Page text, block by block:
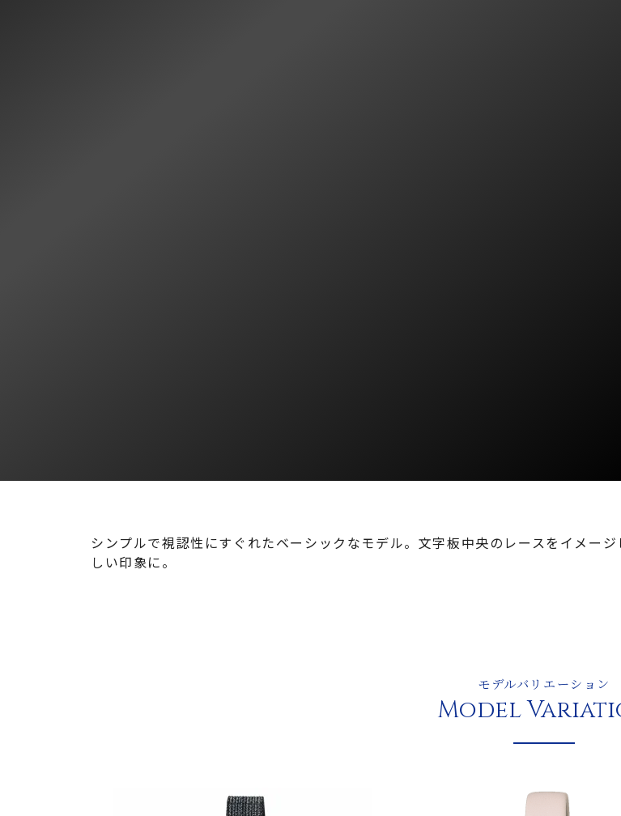
シンプルで視認性にすぐれたベーシックなモデル。文字板中央のレースをイメー
しい印象に。
モデルバリエーション
Model